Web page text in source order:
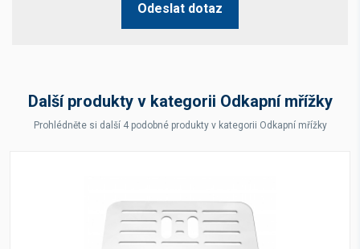
Odeslat dotaz
Další produkty v kategorii Odkapní mřížky
Prohlédněte si další 4 podobné produkty v kategorii Odkapní mřížky